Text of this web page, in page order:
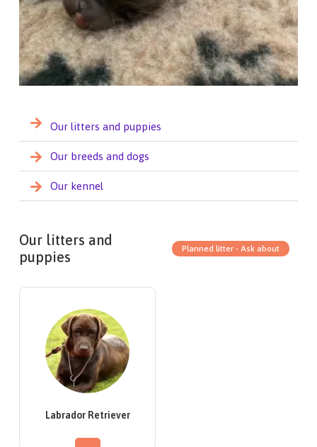
Our litters and puppies
Our breeds and dogs
Our kennel
Our litters and
puppies
Planned litter - Ask about
Labrador Retriever